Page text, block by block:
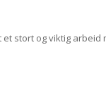
stort og viktig